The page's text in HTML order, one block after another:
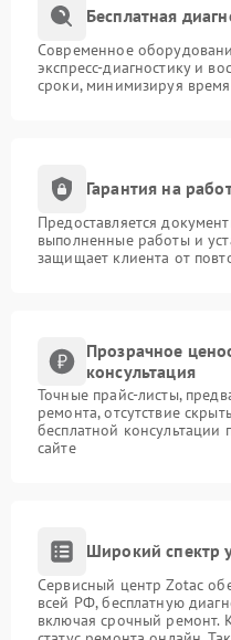
Бесплатная
Современное
экспресс-диагностику и
сроки, минимизируя время
Гарантия на
Предоставляется
выполненные работы и
защищает клиента от
Прозрачное
консультация
Точные прайс-листы,
ремонта, отсутствие
бесплатной
сайте
Широкий спектр
Сервисный центр Zotac
всей РФ, бесплатную
включая срочный ремонт.